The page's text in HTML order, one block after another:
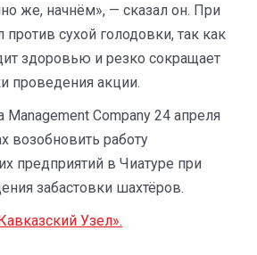
же, начнём», — сказал он. При
сухой голодовки, так как
здоровью и резко сокращает
проведения акции.
Management Company 24 апреля
возобновить работу
предприятий в Чиатуре при
забастовки шахтёров.
Узел».